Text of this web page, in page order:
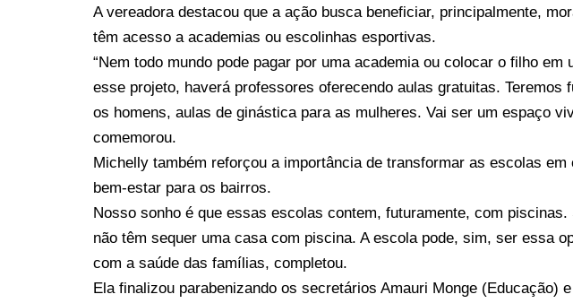
A vereadora destacou que a ação busca beneficiar, principalmente,
têm acesso a academias ou escolinhas esportivas.
“Nem todo mundo pode pagar por uma academia ou colocar o filho em
esse projeto, haverá professores oferecendo aulas gratuitas. Teremos
os homens, aulas de ginástica para as mulheres. Vai ser um espaço
comemorou.
Michelly também reforçou a importância de transformar as escolas
bem-estar para os bairros.
Nosso sonho é que essas escolas contem, futuramente, com
não têm sequer uma casa com piscina. A escola pode, sim, ser essa
com a saúde das famílias, completou.
Ela finalizou parabenizando os secretários Amauri Monge (Educação)